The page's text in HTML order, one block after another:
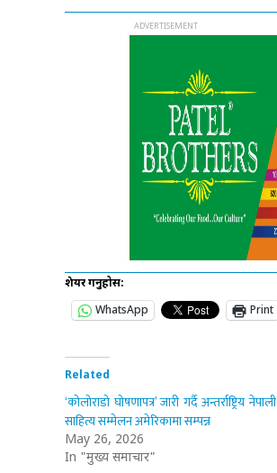
शेयर गर्नुहोस:
WhatsApp
Print
Related
‘कोलोराडो घोषणापत्र’ जारी गर्दै अन्तर्राष्ट्रिय नेपाली
साहित्य सम्मेलन अमेरिकामा सम्पन्न
May 26, 2026
In "मुख्य समाचार"